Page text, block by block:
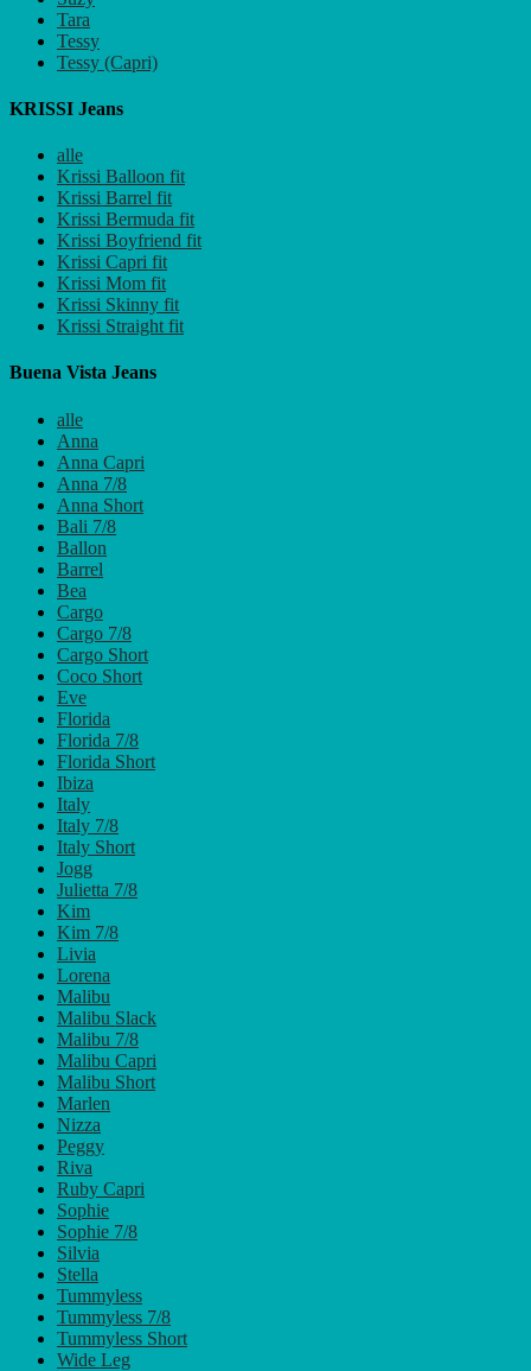
Tara
Tessy
Tessy (Capri)
KRISSI Jeans
alle
Krissi Balloon fit
Krissi Barrel fit
Krissi Bermuda fit
Krissi Boyfriend fit
Krissi Capri fit
Krissi Mom fit
Krissi Skinny fit
Krissi Straight fit
Buena Vista Jeans
alle
Anna
Anna Capri
Anna 7/8
Anna Short
Bali 7/8
Ballon
Barrel
Bea
Cargo
Cargo 7/8
Cargo Short
Coco Short
Eve
Florida
Florida 7/8
Florida Short
Ibiza
Italy
Italy 7/8
Italy Short
Jogg
Julietta 7/8
Kim
Kim 7/8
Livia
Lorena
Malibu
Malibu Slack
Malibu 7/8
Malibu Capri
Malibu Short
Marlen
Nizza
Peggy
Riva
Ruby Capri
Sophie
Sophie 7/8
Silvia
Stella
Tummyless
Tummyless 7/8
Tummyless Short
Wide Leg